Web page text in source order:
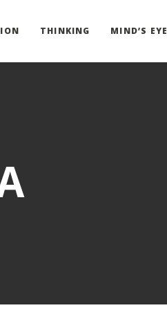
THINKING MIND’S EYE